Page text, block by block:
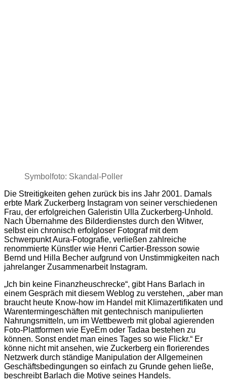
Symbolfoto: Skandal-Poller
Die Streitigkeiten gehen zurück bis ins Jahr 2001. Damals
erbte Mark Zuckerberg Instagram von seiner verschiedenen
Frau, der erfolgreichen Galeristin Ulla Zuckerberg-Unhold.
Nach Übernahme des Bilderdienstes durch den Witwer,
selbst ein chronisch erfolgloser Fotograf mit dem
Schwerpunkt Aura-Fotografie, verließen zahlreiche
renommierte Künstler wie Henri Cartier-Bresson sowie
Bernd und Hilla Becher aufgrund von Unstimmigkeiten nach
jahrelanger Zusammenarbeit Instagram.
„Ich bin keine Finanzheuschrecke“, gibt Hans Barlach in
einem Gespräch mit diesem Weblog zu verstehen, „aber man
braucht heute Know-how im Handel mit Klimazertifikaten und
Warentermingeschäften mit gentechnisch manipulierten
Nahrungsmitteln, um im Wettbewerb mit global agierenden
Foto-Plattformen wie EyeEm oder Tadaa bestehen zu
können. Sonst endet man eines Tages so wie Flickr.“ Er
könne nicht mit ansehen, wie Zuckerberg ein florierendes
Netzwerk durch ständige Manipulation der Allgemeinen
Geschäftsbedingungen so einfach zu Grunde gehen ließe,
beschreibt Barlach die Motive seines Handels.